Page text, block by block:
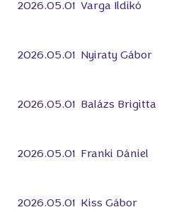
2026.05.01 Varga Ildikó
2026.05.01 Nyiraty Gábor
2026.05.01 Balázs Brigitta
2026.05.01 Franki Dániel
2026.05.01 Kiss Gábor